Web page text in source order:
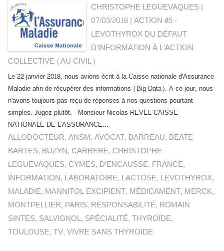
CHRISTOPHE LEGUEVAQUES |
07/03/2018|ACTION #5 -
LEVOTHYROX DU DÉFAUT
D'INFORMATION À L'ACTION
COLLECTIVE (AU CIVIL)
Le 22 janvier 2018, nous avions écrit à la Caisse nationale d'Assurance
Maladie afin de récupérer des informations (Big Data). A ce jour, nous
n'avons toujours pas reçu de réponses à nos questions pourtant
simples. Jugez plutôt. Monsieur Nicolas REVEL CAISSE
NATIONALE DE L’ASSURANCE...
ALLODOCTEUR,ANSM,AVOCAT, BARREAU, BEATE
BARTES, BUZYN, CARRERE, CHRISTOPHE
LEGUEVAQUES, CYMES, D'ENCAUSSE, FRANCE,
INFORMATION, LABORATOIRE, LACTOSE, LEVOTHYROX,
MALADIE, MANNITOL EXCIPIENT, MÉDICAMENT, MERCK,
MONTPELLIER, PARIS, RESPONSABILITÉ, ROMAIN
SINTES, SALVIGNOL, SPÉCIALITÉ,THYROÏDE,
TOULOUSE,TV,VIVRE SANS THYROÏDE